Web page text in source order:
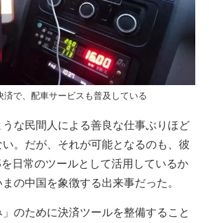
で、配車サービスも普及している
な民間人による善良な仕事ぶりほど
。だが、それが可能となるのも、彼
日常のツールとして活用しているか
の中国を象徴する出来事だった。
」のために決済ツールを整備すること